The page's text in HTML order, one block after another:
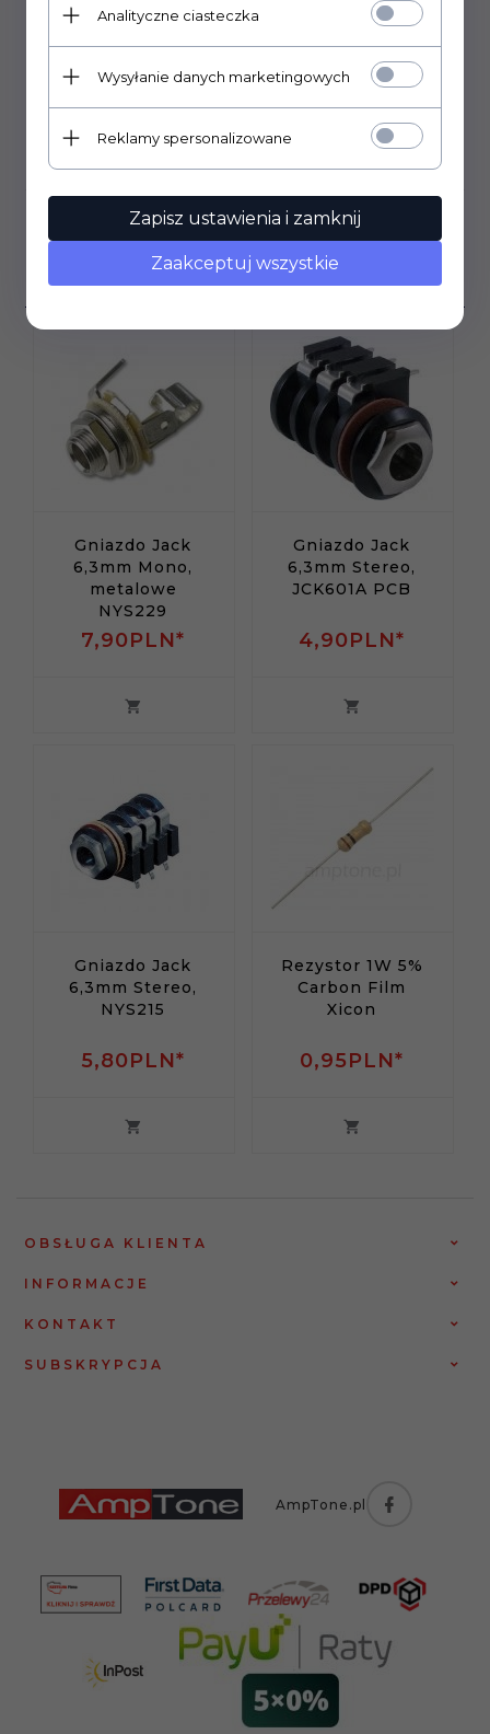
długość ośki 8mm
gwint M7.
OPINIE KLIENTÓW
Klienci, którzy kupili ten
produkt wybrali również...
Gniazdo Jack
6,3mm Mono,
metalowe
NYS229
7,90PLN*
Gniazdo Jack
6,3mm Stereo,
JCK601A PCB
4,90PLN*
Gniazdo Jack
6,3mm Stereo,
NYS215
5,80PLN*
Rezystor 1W 5%
Carbon Film
Xicon
0,95PLN*
OBSŁUGA KLIENTA
INFORMACJE
KONTAKT
SUBSKRYPCJA
AmpTone.pl
Analityczne ciasteczka
Wysyłanie danych marketingowych
Reklamy spersonalizowane
Zapisz ustawienia i zamknij
Zaakceptuj wszystkie